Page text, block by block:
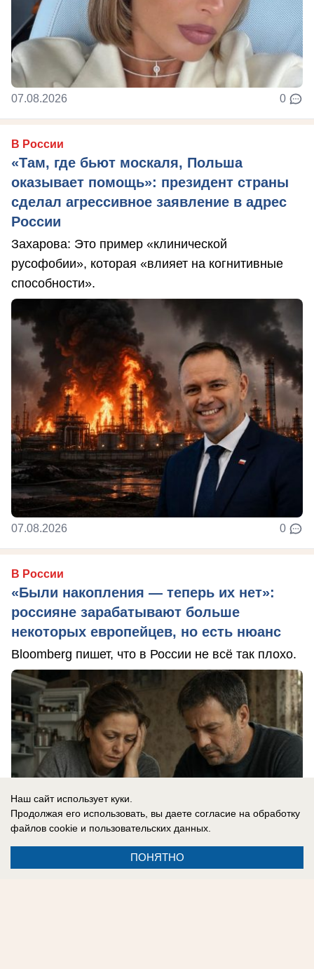
07.08.2026 0
В России
«Там, где бьют москаля, Польша
оказывает помощь»: президент страны
сделал агрессивное заявление в адрес
России
Захарова: Это пример «клинической
русофобии», которая «влияет на когнитивные
способности».
07.08.2026 0
В России
«Были накопления — теперь их нет»:
россияне зарабатывают больше
некоторых европейцев, но есть нюанс
Bloomberg пишет, что в России не всё так плохо.
Наш сайт использует куки.
Продолжая его использовать, вы даете согласие на обработку
файлов cookie и пользовательских данных.
ПОНЯТНО